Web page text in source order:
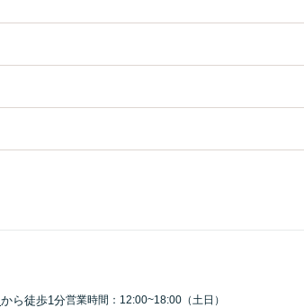
から徒歩1分営業時間：12:00~18:00（土日）